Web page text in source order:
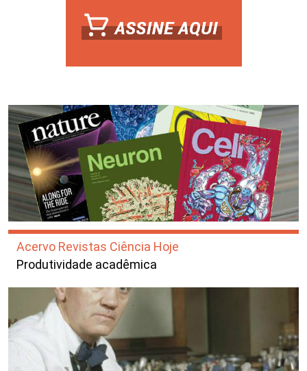
Acervo Revistas Ciência Hoje
Produtividade acadêmica